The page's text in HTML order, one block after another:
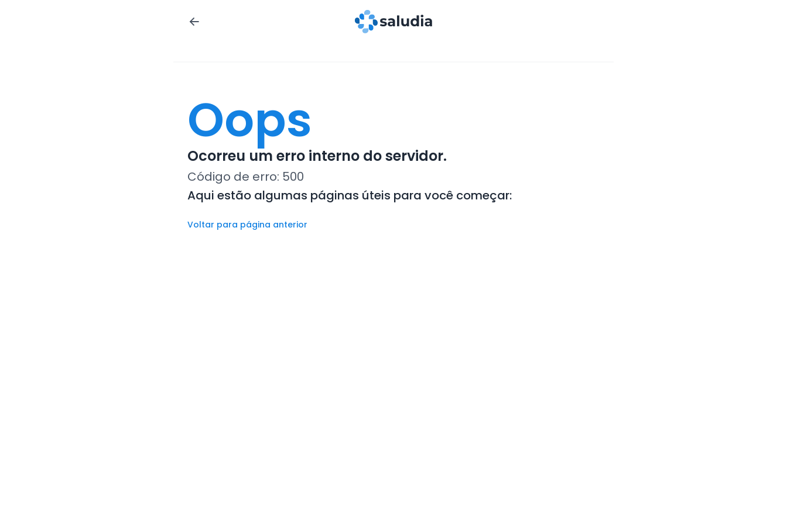
Oops
Ocorreu um erro interno do servidor.
Código de erro: 500
Aqui estão algumas páginas úteis para você começar:
Voltar para página anterior